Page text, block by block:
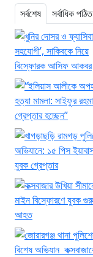
সর্বশেষ
সর্বাধিক পঠিত